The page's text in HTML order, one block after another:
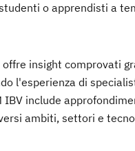
o apprendisti a
insight comprovati
l'esperienza di
include
ambiti, settori e